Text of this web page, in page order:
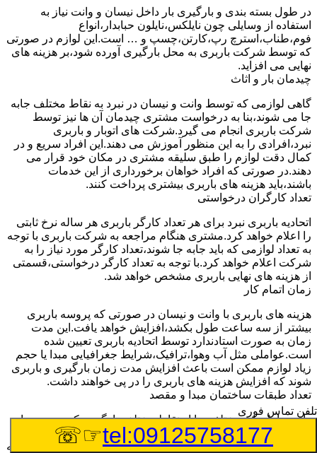
در طول بسته بندی و بارگیری بار داخل نیسان و وانت نیاز به
استفاده از وسایلی چون نایلکس،نایلون حبابدار،انواع
فوم،طناب،استرچ رپ،کارتن،چسپ و … است.این لوازم در صورتی
که توسط شرکت باربری به محل بارگیری آورده شود،بر هزینه های
نهایی می افزاید.
چیدمان بار و اثاث
گاهی لوازمی که توسط وانت و نیسان در نبرد به نقاط مختلف جابه
جا می شوند،بنا به درخواست مشتری چیدمان آن ها نیز توسط
شرکت باربری انجام می گیرد.شرکت های اتوبار و باربری
نبرد،افرادی را به این منظور آموزش می دهند.این افراد سریع و در
کمال دقت لوازم را طبق سلیقه مشتری در مکان خود قرار می
دهند.در صورتی که افراد خواهان برخورداری از این خدمات
باشند،باید هزینه های باربری بیشتری پرداخت کنند.
تعداد کارگران درخواستی
اتحادیه باربری نبرد برای هر تعداد کارگر باربری هر ساله نرخ ثابتی
را اعلام خواهد کرد.مشتری هنگام مراجعه به شرکت باربری با توجه
به تعداد لوازمی که باید جابه جا شوند،تعداد کارگر مورد نیاز را به
شرکت اعلام خواهد کرد.با توجه به تعداد کارگر درخواستی،قسمتی
از هزینه های نهایی باربری مشخص خواهد شد.
زمان اتمام کار
هزینه های باربری با وانت و نیسان در صورتی که پروسه باربری
بیشتر از سه ساعت طول بکشد،افزایش خواهد یافت.این مدت
زمان به صورت استادندارد توسط اتحادیه باربری تعیین شده
است.عواملی مثل آب وهوا،ترافیک،شرایط جغرافیایی مبدا یا حجم
زیاد لوازم ممکن است باعث افزایش مدت زمان بارگیری و باربری
شوند که افزایش هزینه های باربری را در پی خواهند داشت.
تعداد طبقات ساختمان مبدا و مقصد
وانت ها بارهای مختلفی را از نقاط مختلف بارگیری کرده و به سایر
نقاط جابه جا می کنند.در اکثر مواقع بار مورد نظر باید از طبقات
همکف به بالای ساختمان به پایین منتقل شود یا به طبقات بالاتر جابه
تلفن تماس فوری
tel:09125758177
☞☏